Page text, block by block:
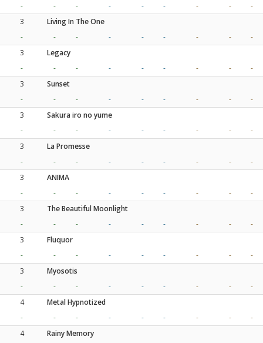
-
- - - - - - -
-
3
Living In The One
-
- - - - - - -
-
3
Legacy
-
- - - - - - -
-
3
Sunset
-
- - - - - - -
-
3
Sakura iro no yume
-
- - - - - - -
-
3
La Promesse
-
- - - - - - -
-
3
ANIMA
-
- - - - - - -
-
3
The Beautiful Moonlight
-
- - - - - - -
-
3
Fluquor
-
- - - - - - -
-
3
Myosotis
-
- - - - - - -
-
4
Metal Hypnotized
-
- - - - - - -
-
4
Rainy Memory